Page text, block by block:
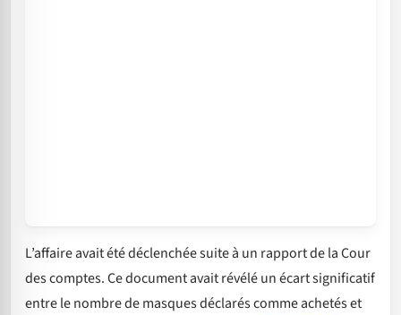
L’affaire avait été déclenchée suite à un rapport de la Cour
des comptes. Ce document avait révélé un écart significatif
entre le nombre de masques déclarés comme achetés et